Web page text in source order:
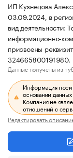
ИП Кузнецова
03.09.2024, в
вид деятельности:
информационно-
присвоены
324665800191980.
Данные получены из
Информация
основании
Компания не
отношений с
Редактировать